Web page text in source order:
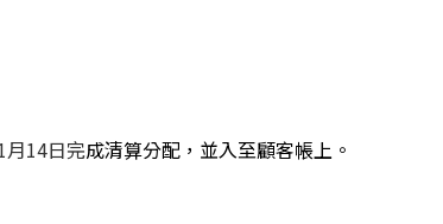
月14日完成清算分配，並入至顧客帳上。